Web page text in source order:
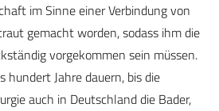
im Sinne einer Verbindung von
gemacht worden, sodass ihm die
vorgekommen sein müssen.
hundert Jahre dauern, bis die
auch in Deutschland die Bader,